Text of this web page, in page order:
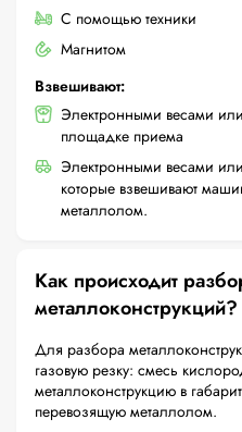
С помощью техники
Магнитом
Взвешивают:
Электронными весами
площадке приема
Электронными весами
которые взвешивают
металлолом.
Как происходит
металлоконструкций?
Для разбора
газовую резку: смесь
металлоконструкцию в
перевозящую металлолом.